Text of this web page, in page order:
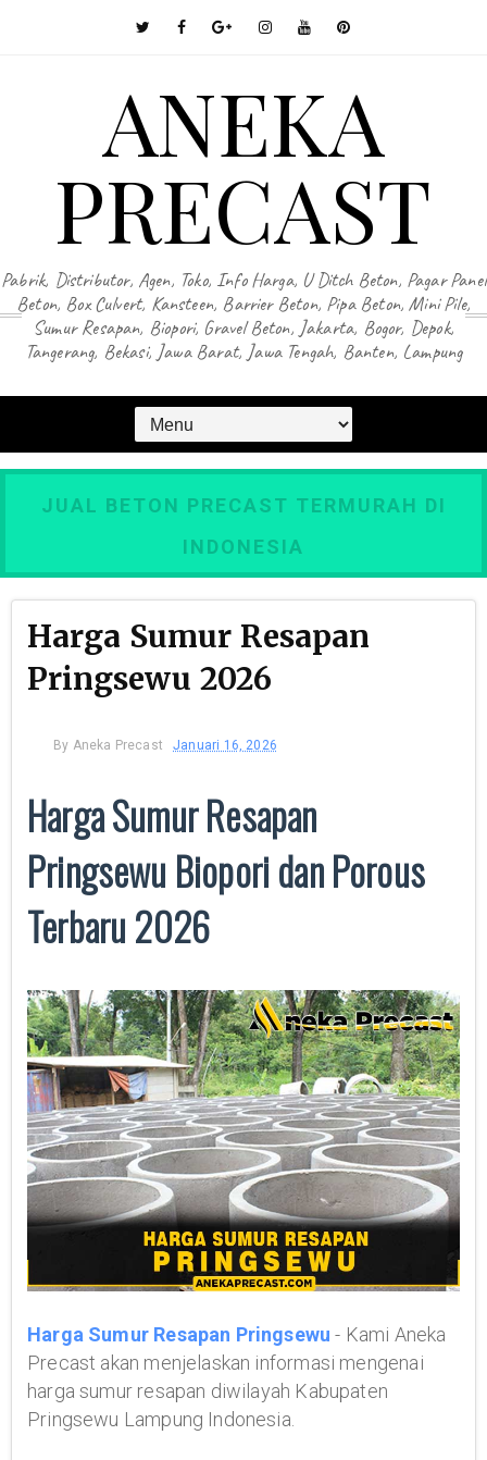
ANEKA
PRECAST
Pabrik, Distributor, Agen, Toko, Info Harga, U Ditch Beton, Pagar Panel
Beton, Box Culvert, Kansteen, Barrier Beton, Pipa Beton, Mini Pile,
Sumur Resapan, Biopori, Gravel Beton, Jakarta, Bogor, Depok,
Tangerang, Bekasi, Jawa Barat, Jawa Tengah, Banten, Lampung
JUAL BETON PRECAST TERMURAH DI
INDONESIA
Harga Sumur Resapan
Pringsewu 2026
By Aneka Precast Januari 16, 2026
Harga Sumur Resapan
Pringsewu Biopori dan Porous
Terbaru 2026
Harga Sumur Resapan Pringsewu - Kami Aneka
Precast akan menjelaskan informasi mengenai
harga sumur resapan diwilayah Kabupaten
Pringsewu Lampung Indonesia.